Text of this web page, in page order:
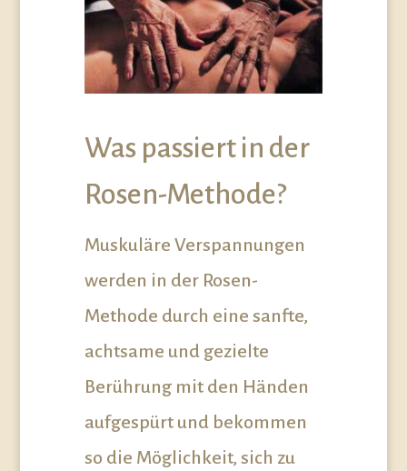
Was passiert in der
Rosen-Methode?
Muskuläre Verspannungen
werden in der Rosen-
Methode durch eine sanfte,
achtsame und gezielte
Berührung mit den Händen
aufgespürt und bekommen
so die Möglichkeit, sich zu